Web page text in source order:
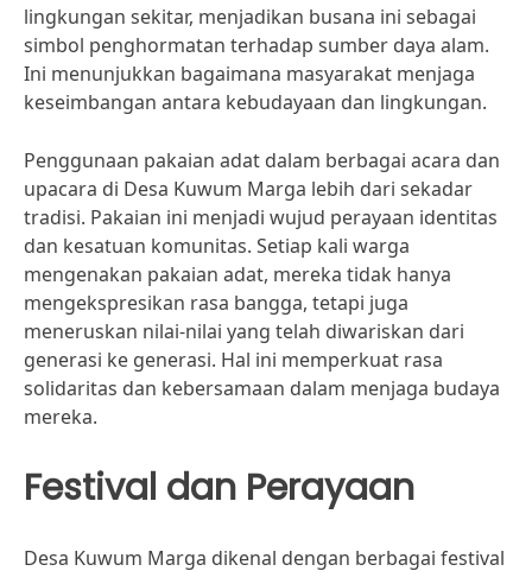
lingkungan sekitar, menjadikan busana ini sebagai
simbol penghormatan terhadap sumber daya alam.
Ini menunjukkan bagaimana masyarakat menjaga
keseimbangan antara kebudayaan dan lingkungan.
Penggunaan pakaian adat dalam berbagai acara dan
upacara di Desa Kuwum Marga lebih dari sekadar
tradisi. Pakaian ini menjadi wujud perayaan identitas
dan kesatuan komunitas. Setiap kali warga
mengenakan pakaian adat, mereka tidak hanya
mengekspresikan rasa bangga, tetapi juga
meneruskan nilai-nilai yang telah diwariskan dari
generasi ke generasi. Hal ini memperkuat rasa
solidaritas dan kebersamaan dalam menjaga budaya
mereka.
Festival dan Perayaan
Desa Kuwum Marga dikenal dengan berbagai festival